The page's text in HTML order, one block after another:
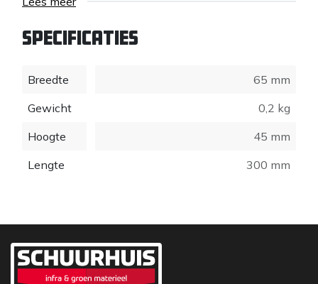
schepje snijdt er gewoon door heen en zorgt dat
jouw plant komt waar jij hem wilt hebben. De
Europees essen hout.
Specificaties
Breedte
65 mm
Gewicht
0,2 kg
Hoogte
45 mm
Lengte
300 mm